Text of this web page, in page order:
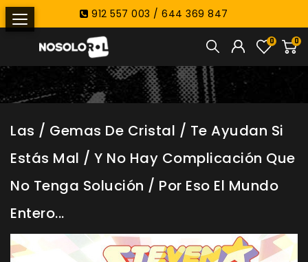
912 557 003 / 644 369 847
0
0
Las / Gemas De Cristal / Te Ayudan Si
Estás Mal / Y No Hay Complicación Que
No Tenga Solución / Por Eso El Mundo
Entero...